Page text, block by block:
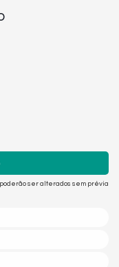
ser alterados sem prévia